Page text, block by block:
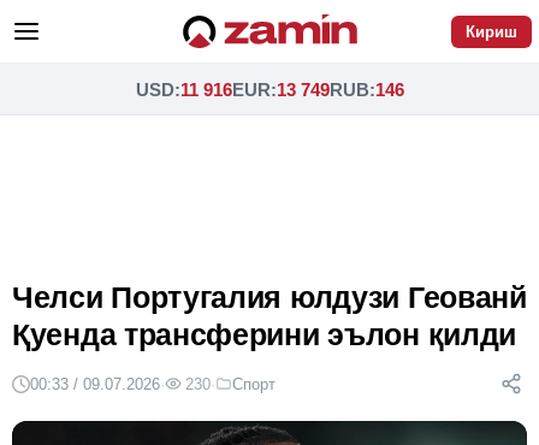
Кириш
USD:11 916EUR:13 749RUB:146
Челси Португалия юлдузи Геованй
Қуенда трансферини эълон қилди
00:33 / 09.07.2026· 230· Спорт